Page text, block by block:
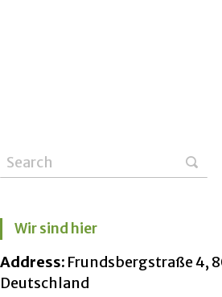
Wir sind hier
Address: Frundsbergstraße 4,
Deutschland